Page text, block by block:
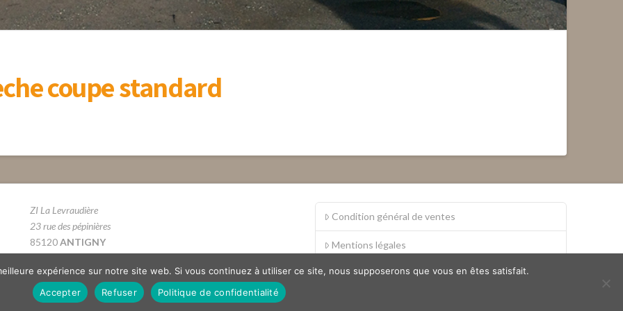
coupe standard
ZI La Levraudière
23 rue des pépinières
85120ANTIGNY
Condition général de ventes
Mentions légales
S.A.V.
expérience sur notre site web. Si vous continuez à utiliser ce site, nous supposerons que vous en êtes satisfait.
Accepter
Refuser Politique de confidentialité